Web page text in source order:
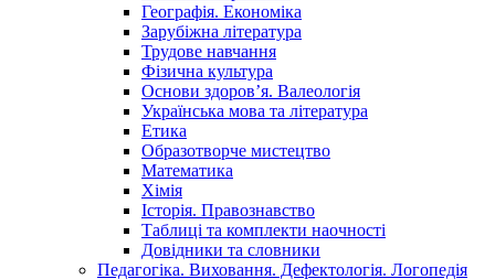
Географія. Економіка
Зарубіжна література
Трудове навчання
Фізична культура
Основи здоров’я. Валеологія
Українська мова та література
Етика
Образотворче мистецтво
Математика
Хімія
Історія. Правознавство
Таблиці та комплекти наочності
Довідники та словники
Педагогіка. Виховання. Дефектологія. Логопедія